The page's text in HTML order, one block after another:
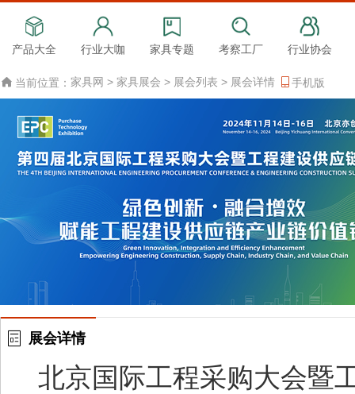
产品大全 行业大咖 家具专题 考察工厂 行业协会
当前位置： 家具网 > 家具展会 > 展会列表 > 展会详情 手机版
展会详情
北京国际工程采购大会暨